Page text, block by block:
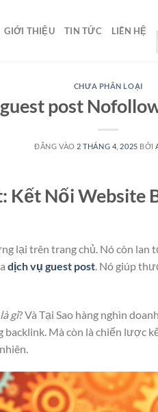
GIỚI THIỆU TIN TỨC LIÊN HỆ
CHƯA PHÂN LOẠI
post
ĐĂNG VÀO 2 THÁNG 4, 2025 BỞI
Kết Nối
lại trên trang chủ. Nó còn lan
dịch vụ guest post. Nó giúp
gì? Và Tại Sao hàng nghìn
backlink. Mà còn là chiến lược